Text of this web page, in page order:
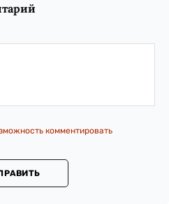
комментировать